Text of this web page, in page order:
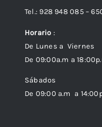
Tel.: 928 948 085 –
Horario :
De Lunes a Viernes
De 09:00a.m a
Sábados
De 09:00 a.m a
Política de Privacidad